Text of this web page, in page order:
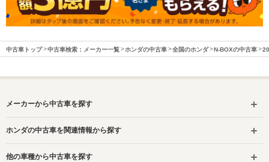
中古車トップ 中古車検索：メーカー一覧 ホンダの中古車 全国のホンダ N-BOXの中古車
メーカーから中古車を探す
ホンダの中古車を関連情報から探す
他の車種から中古車を探す